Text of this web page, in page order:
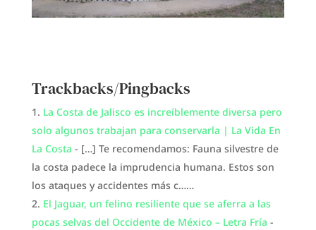
Trackbacks/Pingbacks
La Costa de Jalisco es increíblemente diversa pero
solo algunos trabajan para conservarla | La Vida En
La Costa - […] Te recomendamos: Fauna silvestre de
la costa padece la imprudencia humana. Estos son
los ataques y accidentes más c……
El Jaguar, un felino resiliente que se aferra a las
pocas selvas del Occidente de México – Letra Fría -